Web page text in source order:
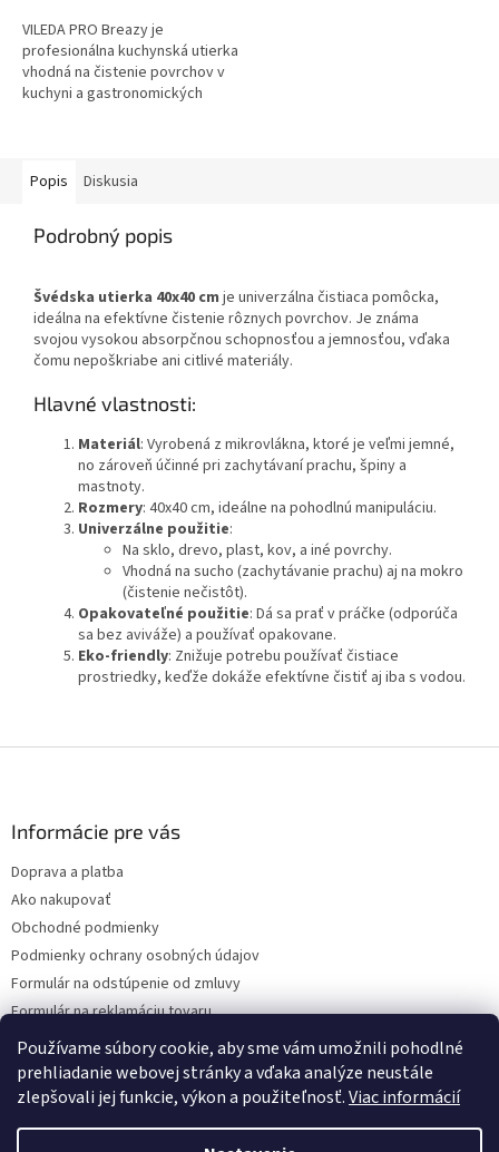
Používame súbory cookie, aby sme vám umožnili pohodlné
prehliadanie webovej stránky a vďaka analýze neustále
zlepšovali jej funkcie, výkon a použiteľnosť.Viac informácií
5
hviezdičiek.
VILEDA PRO Breazy je
profesionálna kuchynská utierka
vhodná na čistenie povrchov v
kuchyni a gastronomických
Popis
Diskusia
Podrobný popis
Švédska utierka 40x40 cm je univerzálna čistiaca pomôcka,
ideálna na efektívne čistenie rôznych povrchov. Je známa
svojou vysokou absorpčnou schopnosťou a jemnosťou, vďaka
čomu nepoškriabe ani citlivé materiály.
Hlavné vlastnosti:
Materiál: Vyrobená z mikrovlákna, ktoré je veľmi jemné,
no zároveň účinné pri zachytávaní prachu, špiny a
mastnoty.
Rozmery: 40x40 cm, ideálne na pohodlnú manipuláciu.
Univerzálne použitie:
Na sklo, drevo, plast, kov, a iné povrchy.
Vhodná na sucho (zachytávanie prachu) aj na mokro
(čistenie nečistôt).
Opakovateľné použitie: Dá sa prať v práčke (odporúča
sa bez aviváže) a používať opakovane.
Eko-friendly: Znižuje potrebu používať čistiace
prostriedky, keďže dokáže efektívne čistiť aj iba s vodou.
Informácie pre vás
Doprava a platba
Ako nakupovať
Obchodné podmienky
Podmienky ochrany osobných údajov
Formulár na odstúpenie od zmluvy
Formulár na reklamáciu tovaru
Kontakty